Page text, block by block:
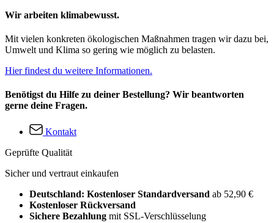
Wir arbeiten klimabewusst.
Mit vielen konkreten ökologischen Maßnahmen tragen wir dazu bei,
Umwelt und Klima so gering wie möglich zu belasten.
Hier findest du weitere Informationen.
Benötigst du Hilfe zu deiner Bestellung? Wir beantworten
gerne deine Fragen.
Kontakt
Geprüfte Qualität
Sicher und vertraut einkaufen
Deutschland: Kostenloser Standardversand ab 52,90 €
Kostenloser Rückversand
Sichere Bezahlung mit SSL-Verschlüsselung